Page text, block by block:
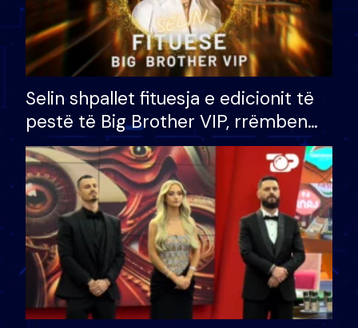
Selin shpallet fituesja e edicionit të
pestë të Big Brother VIP, rrëmben
çmimin e madh prej 100 mijë eurosh